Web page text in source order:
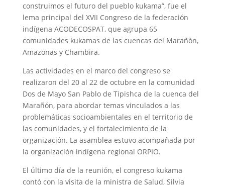
construimos el futuro del pueblo kukama”, fue el
lema principal del XVII Congreso de la federación
indígena ACODECOSPAT, que agrupa 65
comunidades kukamas de las cuencas del Marañón,
Amazonas y Chambira.
Las actividades en el marco del congreso se
realizaron del 20 al 22 de octubre en la comunidad
Dos de Mayo San Pablo de Tipishca de la cuenca del
Marañón, para abordar temas vinculados a las
problemáticas socioambientales en el territorio de
las comunidades, y el fortalecimiento de la
organización. La asamblea estuvo acompañada por
la organización indígena regional ORPIO.
El último día de la reunión, el congreso kukama
contó con la visita de la ministra de Salud, Silvia